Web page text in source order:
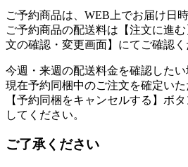
ご予約商品は、WEB上でお届け日
ご予約商品の配送料は【注文に進
文の確認・変更画面】にてご確認く
今週・来週の配送料金を確認したい
現在予約同梱中のご注文を確定い
【予約同梱をキャンセルする】ボ
してください。
ご了承ください